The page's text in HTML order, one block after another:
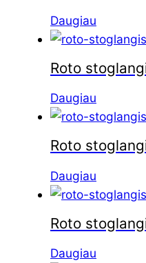
Daugiau
Roto
Daugiau
Roto
Daugiau
Roto
Daugiau